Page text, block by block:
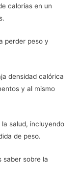
calorías en un
perder peso y
densidad calórica
y al mismo
salud, incluyendo
de peso.
saber sobre la